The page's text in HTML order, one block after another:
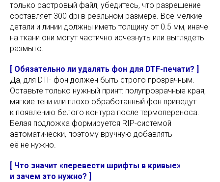
только растровый файл, убедитесь, что разрешение
составляет 300 dpi в реальном размере. Все мелкие
детали и линии должны иметь толщину от 0.5 мм, иначе
на ткани они могут частично исчезнуть или выглядеть
размыто.
[ Обязательно ли удалять фон для DTF-печати? ]
Да, для DTF фон должен быть строго прозрачным.
Оставьте только нужный принт: полупрозрачные края,
мягкие тени или плохо обработанный фон приведут
к появлению белого контура после термопереноса.
Белая подложка формируется RIP-системой
автоматически, поэтому вручную добавлять
её не нужно.
[ Что значит «перевести шрифты в кривые»
и зачем это нужно? ]
Связаться с нами
Работа менеджера с 9:00 до 18:00
мы в мах
+7 [499] 325 36 50
order@23merch.ru
Экспресс-формат
для наших клиентов